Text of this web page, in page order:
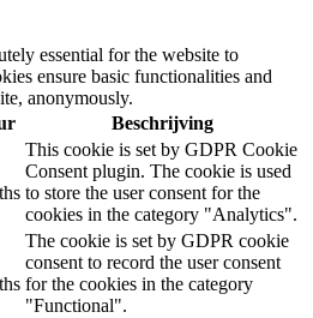
essential for the website to
ensure basic functionalities and
anonymously.
Beschrijving
This cookie is set by GDPR Cookie
Consent plugin. The cookie is used
to store the user consent for the
cookies in the category "Analytics".
The cookie is set by GDPR cookie
consent to record the user consent
for the cookies in the category
"Functional".